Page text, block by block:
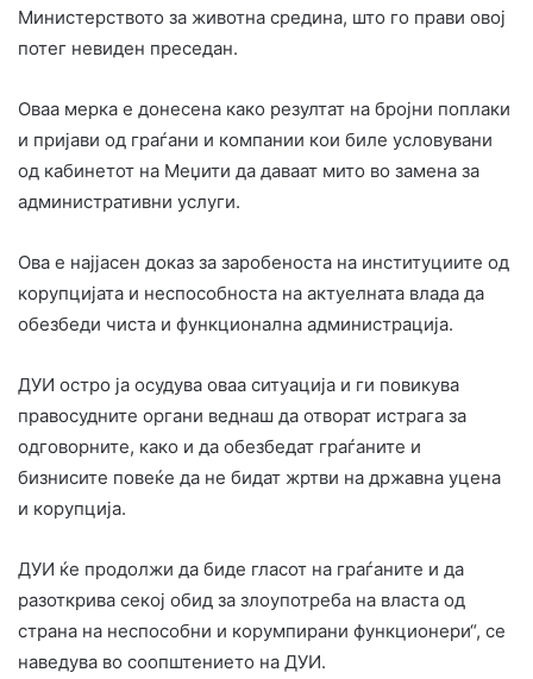
Министерството за животна средина, што го прави овој
потег невиден преседан.
Оваа мерка е донесена како резултат на бројни поплаки
и пријави од граѓани и компании кои биле условувани
од кабинетот на Меџити да даваат мито во замена за
административни услуги.
Ова е најјасен доказ за заробеноста на институциите од
корупцијата и неспособноста на актуелната влада да
обезбеди чиста и функционална администрација.
ДУИ остро ја осудува оваа ситуација и ги повикува
правосудните органи веднаш да отворат истрага за
одговорните, како и да обезбедат граѓаните и
бизнисите повеќе да не бидат жртви на државна уцена
и корупција.
ДУИ ќе продолжи да биде гласот на граѓаните и да
разоткрива секој обид за злоупотреба на власта од
страна на неспособни и корумпирани функционери“, се
наведува во соопштението на ДУИ.